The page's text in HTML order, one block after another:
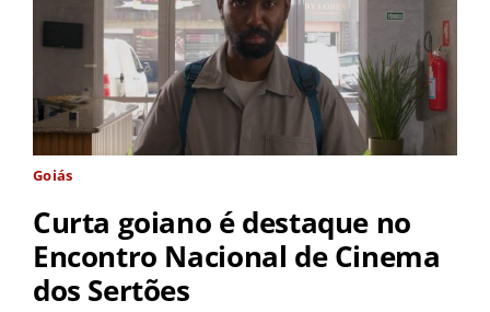
Goiás
Curta goiano é destaque no
Encontro Nacional de Cinema
dos Sertões